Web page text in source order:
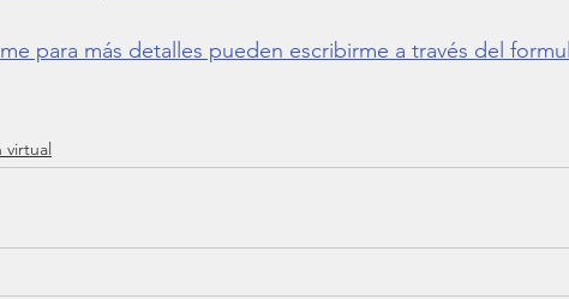
para más detalles pueden escribirme a través del
virtual